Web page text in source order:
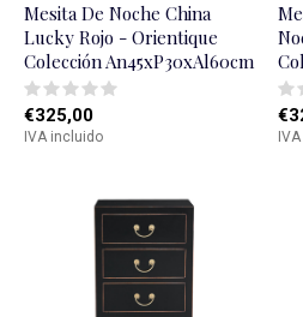
Mesita De Noche China
Lucky Rojo - Orientique
Colección An45xP30xAl60cm
€325,00
IVA incluido